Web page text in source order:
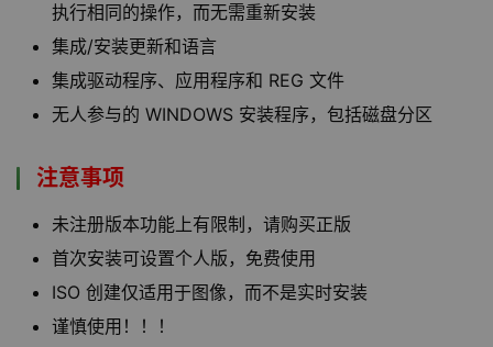
执行相同的操作，而无需重新安装
集成/安装更新和语言
集成驱动程序、应用程序和 REG 文件
无人参与的 WINDOWS 安装程序，包括磁盘分区
注意事项
未注册版本功能上有限制，请购买正版
首次安装可设置个人版，免费使用
ISO 创建仅适用于图像，而不是实时安装
谨慎使用！！！